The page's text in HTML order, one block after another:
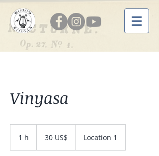
Vinyasa
1 h
estadounidenses
30 US$ Location 1